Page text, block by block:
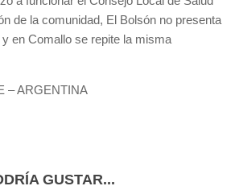
de la comunidad, El Bolsón no presenta
en Comallo se repite la misma
– ARGENTINA
GUSTAR...